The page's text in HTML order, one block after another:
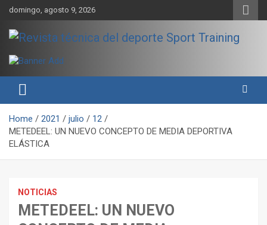
Skip
content
domingo, agosto 9, 2026
Revista técnica del deporte
Sport Training
rendimiento, nutrición y entrenamiento.
Home 2021 julio
12
METEDEEL: UN NUEVO CONCEPTO DE MEDIA DEPORTIVA
ELÁSTICA
NOTICIAS
METEDEEL: UN NUEVO